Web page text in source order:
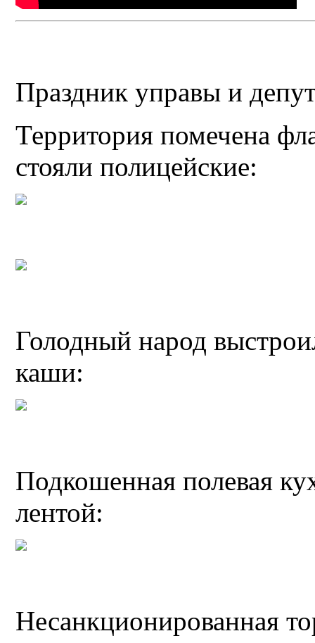
Праздник управы и
Территория помечена
стояли полицейские:
Голодный народ
каши:
Подкошенная полевая
лентой:
Несанкционированная